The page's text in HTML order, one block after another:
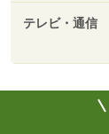
テレビ・通信